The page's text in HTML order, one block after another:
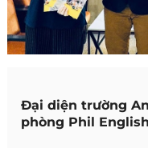
Đại diện trường
phòng Phil